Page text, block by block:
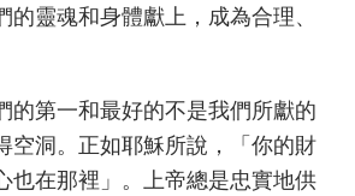
靈魂和身體獻上，成為合理、
的第一和最好的不是我們所獻的
空洞。正如耶穌所說，「你的財
也在那裡」。上帝總是忠實地供